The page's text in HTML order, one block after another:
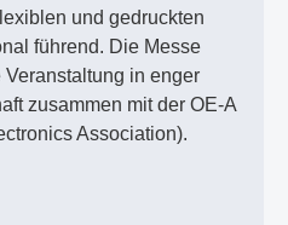
und gedruckten
führend. Die Messe
in enger
zusammen mit der OE-A
Association).